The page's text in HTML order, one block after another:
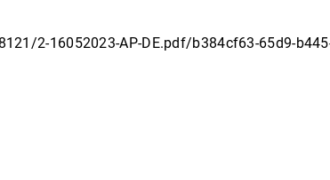
2-16052023-AP-DE.pdf/b384cf63-65d9-